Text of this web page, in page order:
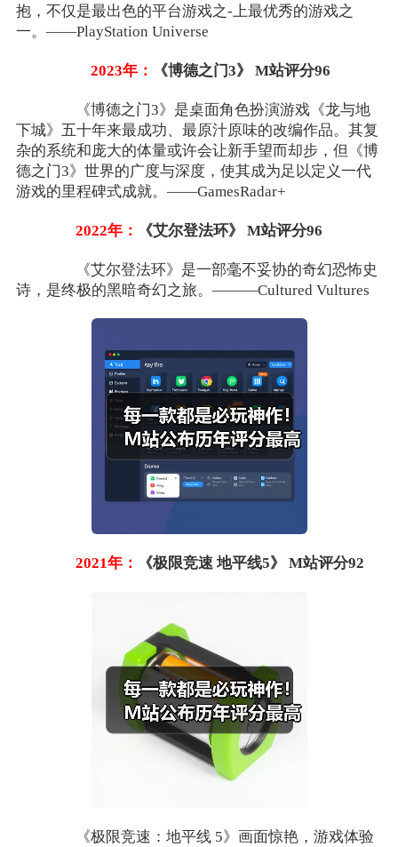
抱，不仅是最出色的平台游戏之-上最优秀的游戏之
一。——PlayStation Universe
2023年： 《博德之门3》 M站评分96
《博德之门3》是桌面角色扮演游戏《龙与地
下城》五十年来最成功、最原汁原味的改编作品。其复
杂的系统和庞大的体量或许会让新手望而却步，但《博
德之门3》世界的广度与深度，使其成为足以定义一代
游戏的里程碑式成就。——GamesRadar+
2022年： 《艾尔登法环》 M站评分96
《艾尔登法环》是一部毫不妥协的奇幻恐怖史
诗，是终极的黑暗奇幻之旅。———Cultured Vultures
2021年： 《极限竞速 地平线5》 M站评分92
《极限竞速：地平线 5》画面惊艳，游戏体验